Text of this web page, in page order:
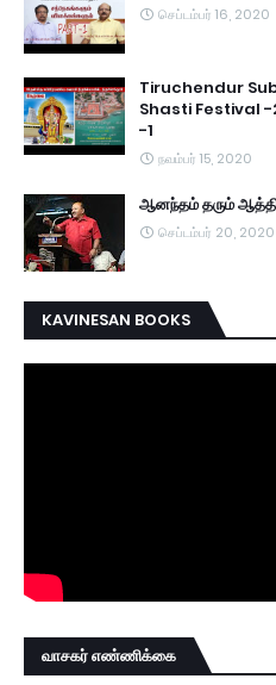
செப்டம்பர் 16, 2020
Tiruchendur
Shasti Festival
-1
நவம்பர் 15, 2020
ஆனந்தம் தரும்
செப்டம்பர் 20, 2020
KAVINESAN BOOKS
வாசகர் எண்ணிக்கை